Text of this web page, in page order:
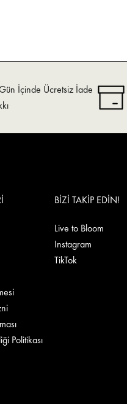
İçinde Ücretsiz İade
Politikası
BİZİ TAKİP EDİN!
Live to Bloom
Instagram
TikTok